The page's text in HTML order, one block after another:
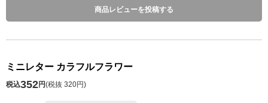
商品レビューを投稿する
ミニレター カラフルフラワー
税込352円(税抜 320円)